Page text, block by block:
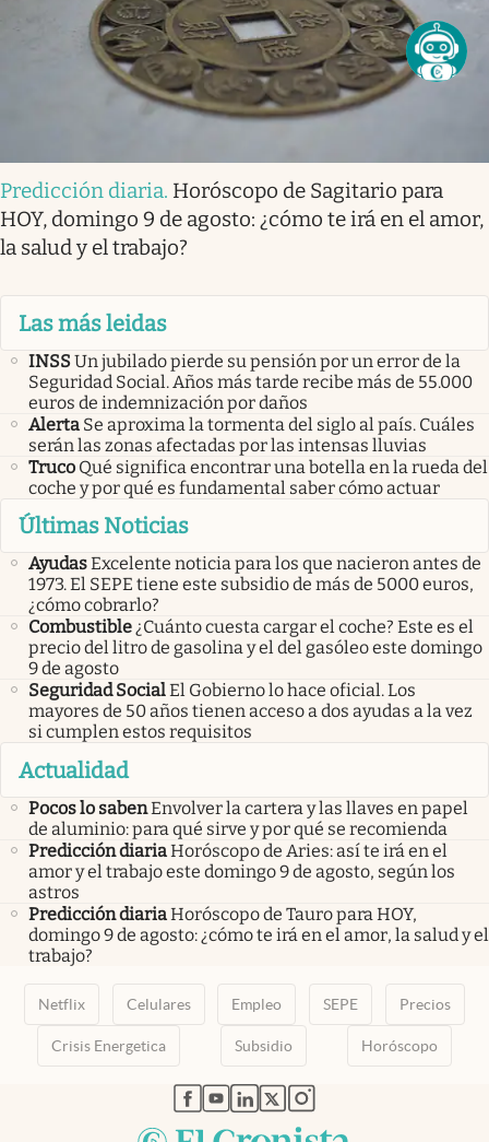
Predicción diaria. Horóscopo de Sagitario para
HOY, domingo 9 de agosto: ¿cómo te irá en el amor,
la salud y el trabajo?
Las más leidas
INSSUn jubilado pierde su pensión por un error de la
Seguridad Social. Años más tarde recibe más de 55.000
euros de indemnización por daños
Alerta Se aproxima la tormenta del siglo al país. Cuáles
serán las zonas afectadas por las intensas lluvias
Truco Qué significa encontrar una botella en la rueda del
coche y por qué es fundamental saber cómo actuar
Últimas Noticias
AyudasExcelente noticia para los que nacieron antes de
1973. El SEPE tiene este subsidio de más de 5000 euros,
¿cómo cobrarlo?
Combustible¿Cuánto cuesta cargar el coche? Este es el
precio del litro de gasolina y el del gasóleo este domingo
9 de agosto
Seguridad SocialEl Gobierno lo hace oficial. Los
mayores de 50 años tienen acceso a dos ayudas a la vez
si cumplen estos requisitos
Actualidad
Pocos lo sabenEnvolver la cartera y las llaves en papel
de aluminio: para qué sirve y por qué se recomienda
Predicción diariaHoróscopo de Aries: así te irá en el
amor y el trabajo este domingo 9 de agosto, según los
astros
Predicción diariaHoróscopo de Tauro para HOY,
domingo 9 de agosto: ¿cómo te irá en el amor, la salud y el
trabajo?
Netflix Celulares Empleo SEPE Precios
Crisis Energetica Subsidio Horóscopo
abre en nueva pestaña
abre en nueva pestaña
abre en nueva pestaña
abre en nueva pestaña
abre en nueva pestaña